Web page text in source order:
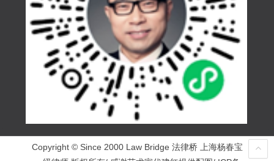
Copyright © Since 2000 Law Bridge 法律桥 上海杨春宝